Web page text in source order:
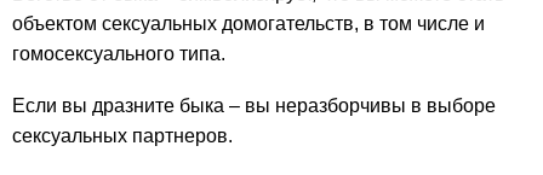
объектом сексуальных домогательств, в том числе и
гомосексуального типа.
Если вы дразните быка – вы неразборчивы в выборе
сексуальных партнеров.